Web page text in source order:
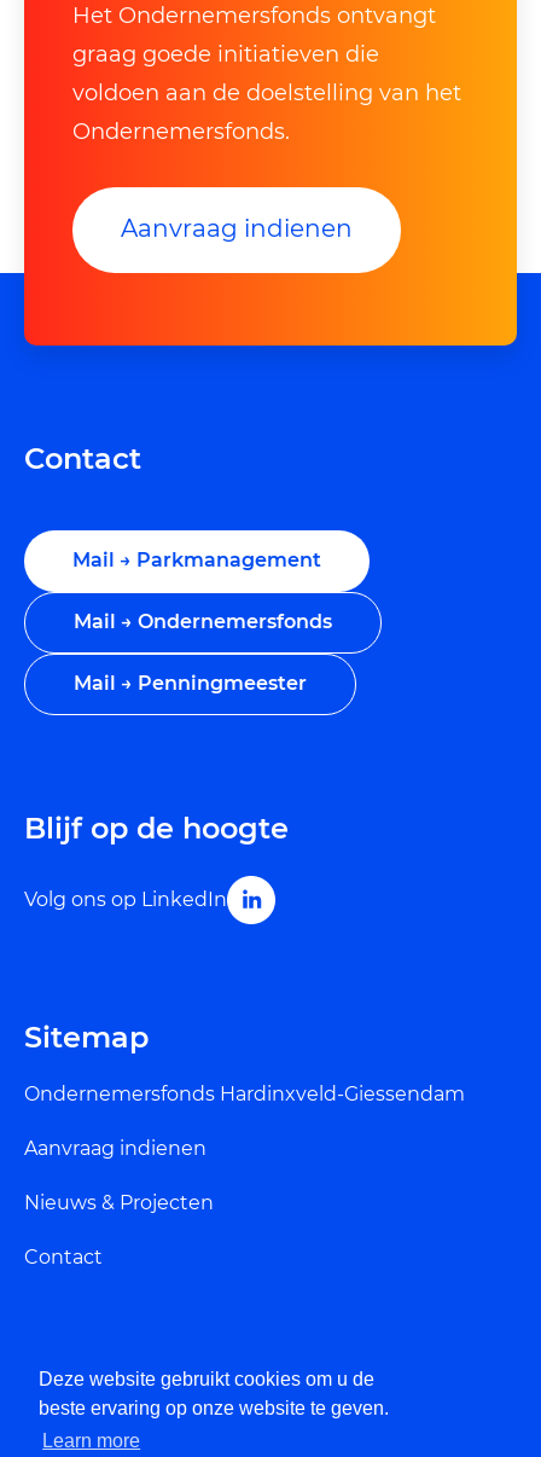
Deze website gebruikt cookies om u de
beste ervaring op onze website te geven.
Learn more
Het Ondernemersfonds ontvangt
graag goede initiatieven die
voldoen aan de doelstelling van het
Ondernemersfonds.
Aanvraag indienen
Contact
Mail → Parkmanagement
Mail → Ondernemersfonds
Mail → Penningmeester
Blijf op de hoogte
Volg ons op LinkedIn
Sitemap
Ondernemersfonds Hardinxveld-Giessendam
Aanvraag indienen
Nieuws & Projecten
Contact
Privacybeleid